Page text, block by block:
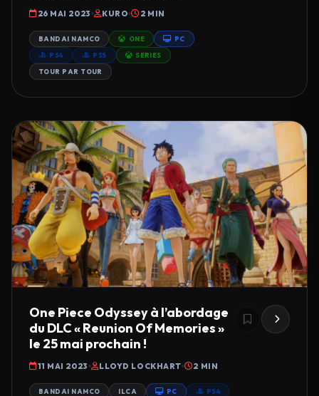
26 MAI 2023 KURO 2 MIN
BANDAI NAMCO ONE PC
PS4 PS5 SERIES
TOUR PAR TOUR
One Piece Odyssey à l’abordage
du DLC « Reunion Of Memories »
le 25 mai prochain !
11 MAI 2023 LLOYD LOCKHART 2 MIN
BANDAI NAMCO ILCA PC PS4